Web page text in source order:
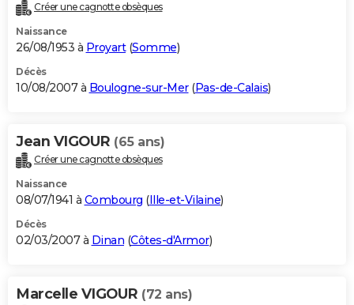
Créer une cagnotte obsèques
Naissance
26/08/1953 à Proyart(Somme)
Décès
10/08/2007 à Boulogne-sur-Mer(Pas-de-Calais)
Jean VIGOUR (65 ans)
Créer une cagnotte obsèques
Naissance
08/07/1941 à Combourg (Ille-et-Vilaine)
Décès
02/03/2007 à Dinan (Côtes-d'Armor)
Marcelle VIGOUR (72 ans)